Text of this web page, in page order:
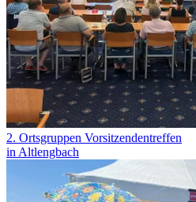
2. Ortsgruppen Vorsitzendentreffen
in Altlengbach